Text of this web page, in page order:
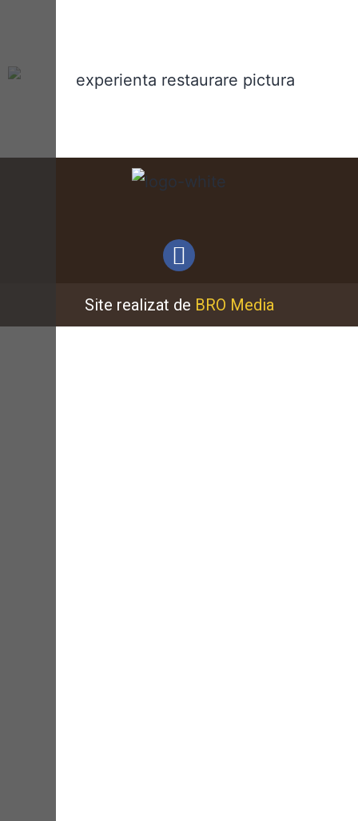
Site realizat de BRO Media